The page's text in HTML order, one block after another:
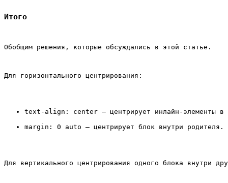
Итого
Обобщим решения, которые обсуждались в этой статье.
Для горизонтального центрирования:
text-align: center – центрирует инлайн-элементы в
margin: 0 auto – центрирует блок внутри родителя.
Для вертикального центрирования одного блока внутри